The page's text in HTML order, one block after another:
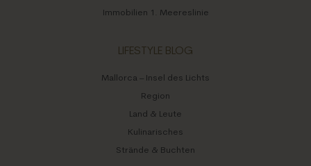
Immobilien 1. Meereslinie
LIFESTYLE BLOG
Mallorca – Insel des Lichts
Region
Land & Leute
Kulinarisches
Strände & Buchten